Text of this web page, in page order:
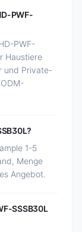
PWF-
PWF-
Haustiere
und Private-
1-5
Menge
Angebot.
SSSB30L